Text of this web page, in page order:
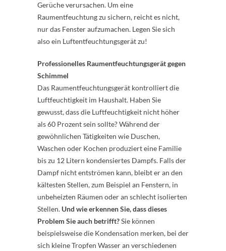
Gerüche verursachen. Um eine
Raumentfeuchtung zu sichern, reicht es nicht,
nur das Fenster aufzumachen. Legen Sie sich
also ein Luftentfeuchtungsgerät zu!
Professionelles Raumentfeuchtungsgerät gegen
Schimmel
Das Raumentfeuchtungsgerät kontrolliert die
Luftfeuchtigkeit im Haushalt. Haben Sie
gewusst, dass die Luftfeuchtigkeit nicht höher
als 60 Prozent sein sollte? Während der
gewöhnlichen Tätigkeiten wie Duschen,
Waschen oder Kochen produziert eine Familie
bis zu 12 Litern kondensiertes Dampfs. Falls der
Dampf nicht entströmen kann, bleibt er an den
kältesten Stellen, zum Beispiel an Fenstern, in
unbeheizten Räumen oder an schlecht isolierten
Stellen. Und wie erkennen Sie, dass dieses
Problem Sie auch betrifft?Sie können
beispielsweise die Kondensation merken, bei der
sich kleine Tropfen Wasser an verschiedenen